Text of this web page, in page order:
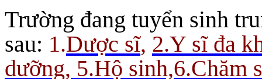
Trường đang tuyển sinh
sau: 1.Dược sĩ, 2.Y sĩ đa
dưỡng, 5.Hộ sinh,6.Chăm